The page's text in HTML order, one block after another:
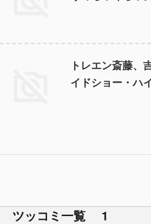
トレエン斎藤、
イドショー・ハ
ツッコミ一覧 1